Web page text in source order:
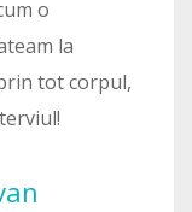
o
la
tot corpul,